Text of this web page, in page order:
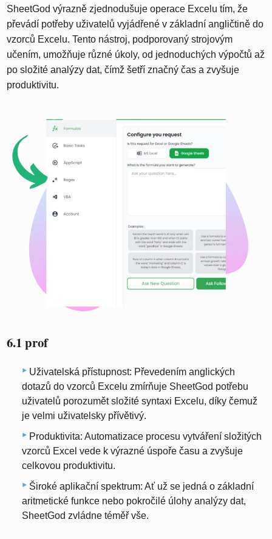
SheetGod výrazně zjednodušuje operace Excelu tím, že
převádí potřeby uživatelů vyjádřené v základní angličtině do
vzorců Excelu. Tento nástroj, podporovaný strojovým
učením, umožňuje různé úkoly, od jednoduchých výpočtů až
po složité analýzy dat, čímž šetří značný čas a zvyšuje
produktivitu.
6.1 prof
Uživatelská přístupnost: Převedením anglických
dotazů do vzorců Excelu zmírňuje SheetGod potřebu
uživatelů porozumět složité syntaxi Excelu, díky čemuž
je velmi uživatelsky přívětivý.
Produktivita: Automatizace procesu vytváření složitých
vzorců Excel vede k výrazné úspoře času a zvyšuje
celkovou produktivitu.
Široké aplikační spektrum: Ať už se jedná o základní
aritmetické funkce nebo pokročilé úlohy analýzy dat,
SheetGod zvládne téměř vše.